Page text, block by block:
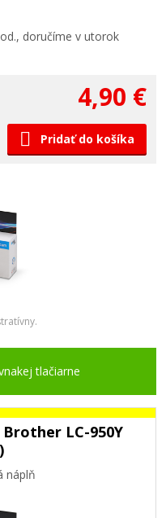
doručíme v utorok
4,90 €
Pridať do košíka
tlačiarne
LC-950Y
náplň